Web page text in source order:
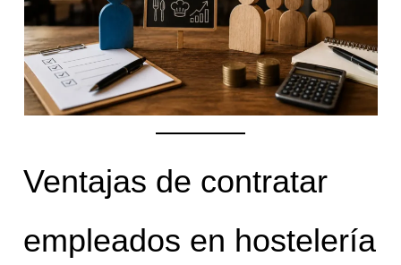
Ventajas de contratar
empleados en hostelería